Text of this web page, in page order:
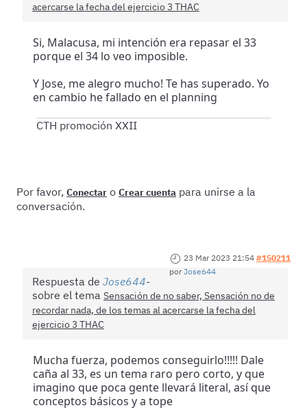
acercarse la fecha del ejercicio 3 THAC
Si, Malacusa, mi intención era repasar el 33
porque el 34 lo veo imposible.
Y Jose, me alegro mucho! Te has superado. Yo
en cambio he fallado en el planning
CTH promoción XXII
Por favor, Conectar o Crear cuenta para unirse a la
conversación.
23 Mar 2023 21:54 #150211
porJose644
Respuesta de Jose644
sobre el tema Sensación de no saber, Sensación no de
recordar nada, de los temas al acercarse la fecha del
ejercicio 3 THAC
Mucha fuerza, podemos conseguirlo!!!!! Dale
caña al 33, es un tema raro pero corto, y que
imagino que poca gente llevará literal, así que
conceptos básicos y a tope